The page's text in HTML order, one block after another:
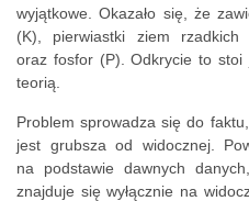
wyjątkowe. Okazało się, że
(K), pierwiastki ziem
oraz fosfor (P). Odkrycie to
teorią.
Problem sprowadza się do
jest grubsza od widocznej.
na podstawie dawnych
znajduje się wyłącznie na